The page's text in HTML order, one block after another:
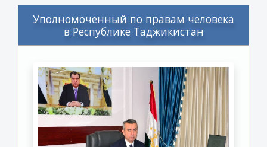
Уполномоченный по правам человека
в Республике Таджикистан